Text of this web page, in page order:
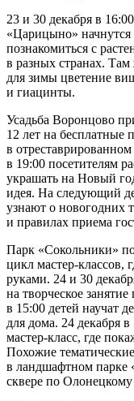
23 и 30 декабря в
«Царицыно» начнутся
познакомиться с
в разных странах.
для зимы цветение
и гиацинты.
Усадьба Воронцово
12 лет на бесплатные
в
в 19:00 посетителям
украшать на Новый
идея. На следующий
узнают о новогодних
и правилах приема
Парк «Сокольники»
цикл мастер-классов,
руками. 24 и 30
на творческое
в 15:00 детей научат
для дома. 24 декабря
мастер-класс, где
Похожие
в ландшафтном
сквере по Олонецкому